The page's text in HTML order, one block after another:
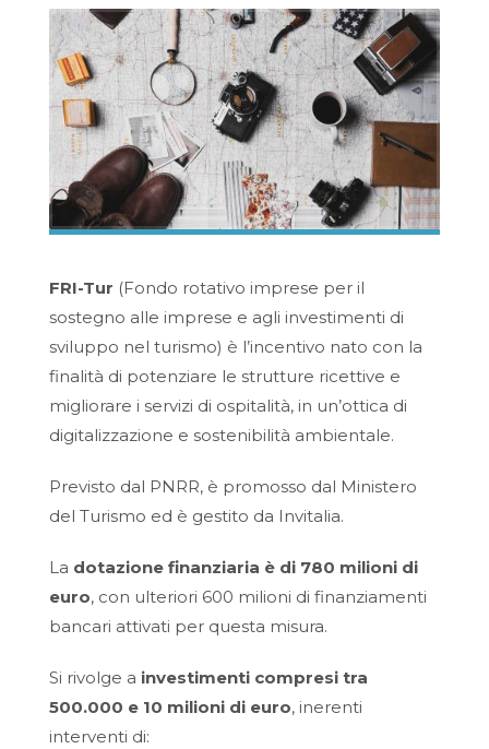
FRI-Tur (Fondo rotativo imprese per il
sostegno alle imprese e agli investimenti di
sviluppo nel turismo) è l’incentivo nato con la
finalità di potenziare le strutture ricettive e
migliorare i servizi di ospitalità, in un’ottica di
digitalizzazione e sostenibilità ambientale.
Previsto dal PNRR, è promosso dal Ministero
del Turismo ed è gestito da Invitalia.
La dotazione finanziaria è di 780 milioni di
euro, con ulteriori 600 milioni di finanziamenti
bancari attivati per questa misura.
Si rivolge a investimenti compresi tra
500.000 e 10 milioni di euro, inerenti
interventi di: